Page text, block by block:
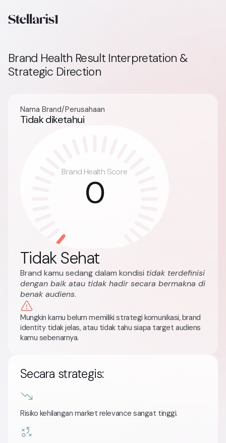
Brand Health Result Interpretation &
Strategic Direction
Nama Brand/Perusahaan
Tidak diketahui
0
Tidak Sehat
Brand kamu sedang dalam kondisi tidak terdefinisi
dengan baik atau tidak hadir secara bermakna di
benak audiens.
Mungkin kamu belum memiliki strategi komunikasi, brand
identity tidak jelas, atau tidak tahu siapa target audiens
kamu sebenarnya.
Secara strategis:
Risiko kehilangan market relevance sangat tinggi.